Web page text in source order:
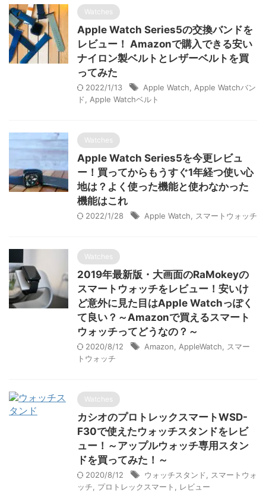
Watches
Apple Watch Series5の交換バンドを
レビュー！ Amazonで購入できる安い
ナイロン製ベルトとレザーベルトを買
ってみた
2022/1/13 Apple Watch
Apple Watchバン
ド
Apple Watchベルト
Watches
Apple Watch Series5を今更レビュ
ー！買ってからもうすぐ1年経つ使い心
地は？よく使った機能と使わなかった
機能はこれ
2022/1/28 Apple Watch スマートウォッチ
Watches
2019年最新版・大画面のRaMokeyの
スマートウォッチをレビュー！安いけ
ど意外に見た目はApple Watchっぽく
て良い？～Amazonで買えるスマート
ウォッチってどうなの？～
2020/8/12 Amazon AppleWatch
スマー
トウォッチ
Watches
カシオのプロトレックスマートWSD-
F30で使えたウォッチスタンドをレビ
ュー！～アップルウォッチ専用スタン
ドを買ってみた！～
2020/8/12 ウォッチスタンド
スマートウォ
ッチ
プロトレックスマート レビュー